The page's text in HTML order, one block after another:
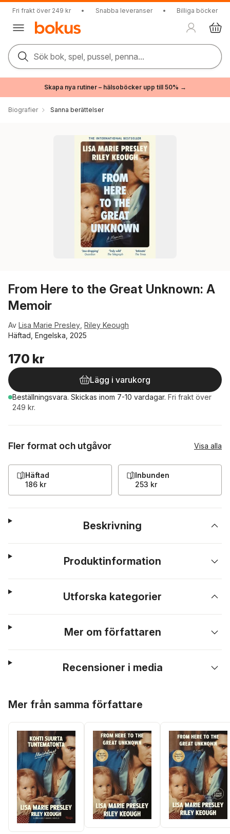
Fri frakt över 249 kr • Snabba leveranser • Billiga böcker
Sök bok, spel, pussel, penna...
Skapa nya rutiner – hälsoböcker upp till 50% →
Biografier Sanna berättelser
From Here to the Great Unknown: A
Memoir
Av Lisa Marie Presley Riley Keough
Häftad, Engelska, 2025
170 kr
Lägg i varukorg
Beställningsvara. Skickas inom 7-10 vardagar. Fri frakt över
249 kr.
Fler format och utgåvor Visa alla
Häftad
186 kr
Inbunden
253 kr
Beskrivning
Produktinformation
Utforska kategorier
Mer om författaren
Recensioner i media
Mer från samma författare